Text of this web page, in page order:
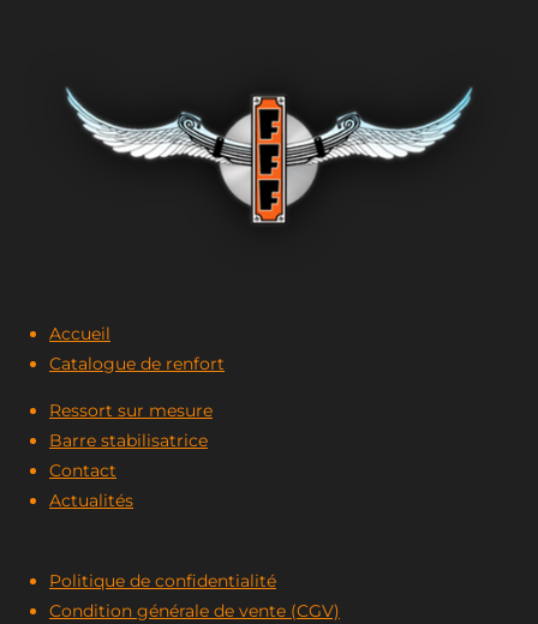
Accueil
Catalogue de renfort
Ressort sur mesure
Barre stabilisatrice
Contact
Actualités
Politique de confidentialité
Condition générale de vente (CGV)